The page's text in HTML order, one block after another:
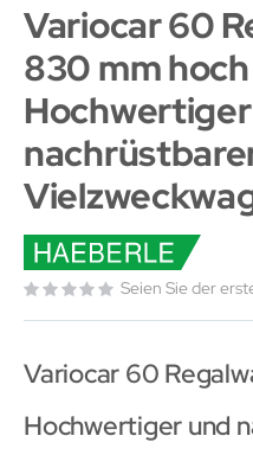
Variocar 60
830 mm hoch
Seien Sie der
Variocar 60
Hochwertiger und